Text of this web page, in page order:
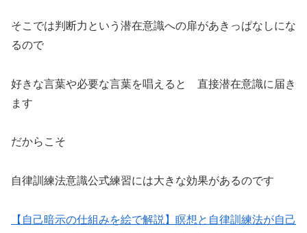
そこでは判断力という潜在意識への扉があきっぱなしにな
るので
好きな言葉や必要な言葉を唱えると 直接潜在意識に届き
ます
だからこそ
自律訓練法意識公式練習には大きな効果があるのです
【自己暗示の仕組みを絵で解説】瞑想と自律訓練法が自己